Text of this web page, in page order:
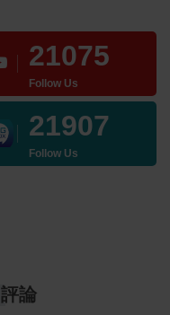
21075
Follow Us
21907
Follow Us
評論